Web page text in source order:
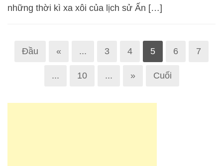
những thời kì xa xôi của lịch sử Ấn […]
Đầu « ... 3 4 5 6 7
... 10 ... » Cuối